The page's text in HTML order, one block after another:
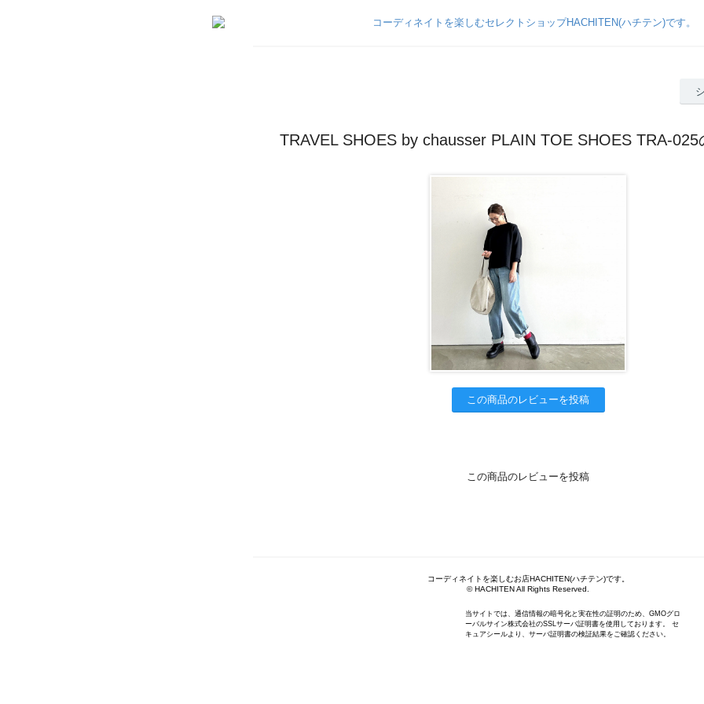
TRAVEL SHOES by chausser PLAIN TOE SHOES TRA-025
この商品のレビューを投稿
この商品のレビューを投稿
コーディネイトを楽しむお店HACHITEN(ハチテン)です。
© HACHITEN All Rights Reserved.
当サイトでは、通信情報の暗号化と実在性の証明のため、GMOグロ
ーバルサイン株式会社のSSLサーバ証明書を使用しております。 セ
キュアシールより、サーバ証明書の検証結果をご確認ください。